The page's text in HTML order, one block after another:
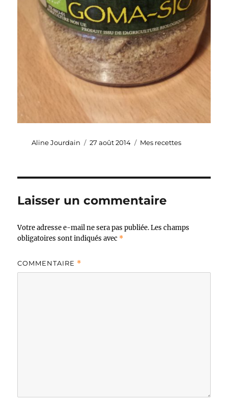
Auteur
Aline Jourdain
Publié
27 août 2014 Catégories
Mes recettes
Laisser un commentaire
Votre adresse e-mail ne sera pas publiée. Les champs
obligatoires sont indiqués avec *
COMMENTAIRE *